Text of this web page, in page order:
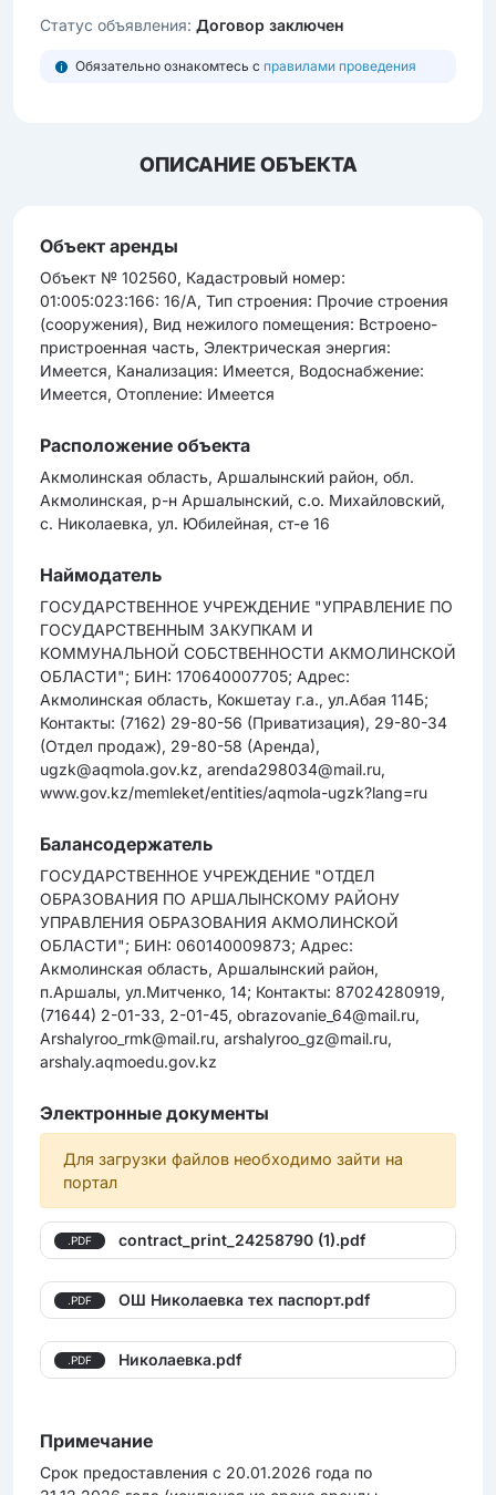
Статус объявления: Договор заключен
Обязательно ознакомтесь с правилами проведения
ОПИСАНИЕ ОБЪЕКТА
Объект аренды
Объект № 102560, Кадастровый номер:
01:005:023:166: 16/А, Тип строения: Прочие строения
(сооружения), Вид нежилого помещения: Встроено-
пристроенная часть, Электрическая энергия:
Имеется, Канализация: Имеется, Водоснабжение:
Имеется, Отопление: Имеется
Расположение объекта
Акмолинская область, Аршалынский район, обл.
Акмолинская, р-н Аршалынский, с.о. Михайловский,
с. Николаевка, ул. Юбилейная, ст-е 16
Наймодатель
ГОСУДАРСТВЕННОЕ УЧРЕЖДЕНИЕ "УПРАВЛЕНИЕ ПО
ГОСУДАРСТВЕННЫМ ЗАКУПКАМ И
КОММУНАЛЬНОЙ СОБСТВЕННОСТИ АКМОЛИНСКОЙ
ОБЛАСТИ"; БИН: 170640007705; Адрес:
Акмолинская область, Кокшетау г.а., ул.Абая 114Б;
Контакты: (7162) 29-80-56 (Приватизация), 29-80-34
(Отдел продаж), 29-80-58 (Аренда),
ugzk@aqmola.gov.kz, arenda298034@mail.ru,
www.gov.kz/memleket/entities/aqmola-ugzk?lang=ru
Балансодержатель
ГОСУДАРСТВЕННОЕ УЧРЕЖДЕНИЕ "ОТДЕЛ
ОБРАЗОВАНИЯ ПО АРШАЛЫНСКОМУ РАЙОНУ
УПРАВЛЕНИЯ ОБРАЗОВАНИЯ АКМОЛИНСКОЙ
ОБЛАСТИ"; БИН: 060140009873; Адрес:
Акмолинская область, Аршалынский район,
п.Аршалы, ул.Митченко, 14; Контакты: 87024280919,
(71644) 2-01-33, 2-01-45, obrazovanie_64@mail.ru,
Arshalyroo_rmk@mail.ru, arshalyroo_gz@mail.ru,
arshaly.aqmoedu.gov.kz
Электронные документы
Для загрузки файлов необходимо зайти на
портал
.PDF contract_print_24258790 (1).pdf
.PDF ОШ Николаевка тех паспорт.pdf
.PDF Николаевка.pdf
Примечание
Срок предоставления с 20.01.2026 года по